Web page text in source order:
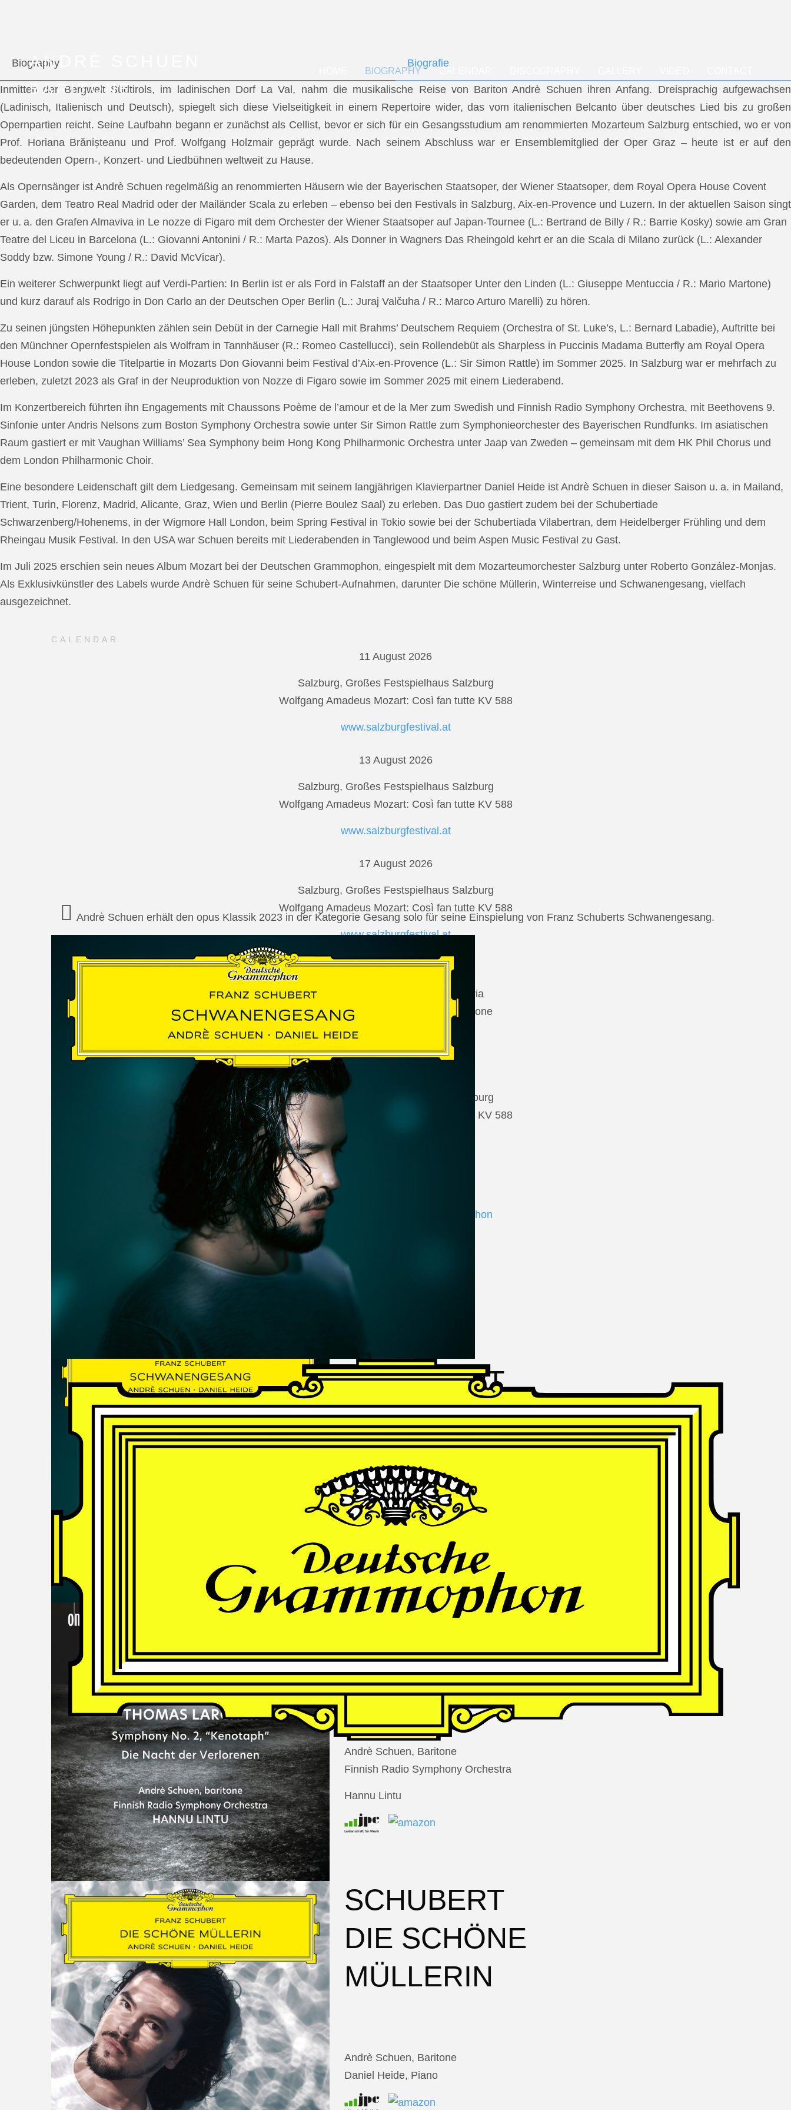
ANDRÈ SCHUEN
BARITONE
BIOGRAPHY
Biography Biografie
Inmitten der Bergwelt Südtirols, im ladinischen Dorf La Val, nahm die musikalische Reise von Bariton Andrè Schuen ihren Anfang. Dreisprachig aufgewachsen
(Ladinisch, Italienisch und Deutsch), spiegelt sich diese Vielseitigkeit in einem Repertoire wider, das vom italienischen Belcanto über deutsches Lied bis zu großen
Opernpartien reicht. Seine Laufbahn begann er zunächst als Cellist, bevor er sich für ein Gesangsstudium am renommierten Mozarteum Salzburg entschied, wo er von
Prof. Horiana Brănișteanu und Prof. Wolfgang Holzmair geprägt wurde. Nach seinem Abschluss war er Ensemblemitglied der Oper Graz – heute ist er auf den
bedeutenden Opern-, Konzert- und Liedbühnen weltweit zu Hause.
Als Opernsänger ist Andrè Schuen regelmäßig an renommierten Häusern wie der Bayerischen Staatsoper, der Wiener Staatsoper, dem Royal Opera House Covent
Garden, dem Teatro Real Madrid oder der Mailänder Scala zu erleben – ebenso bei den Festivals in Salzburg, Aix-en-Provence und Luzern. In der aktuellen Saison singt
er u. a. den Grafen Almaviva in Le nozze di Figaro mit dem Orchester der Wiener Staatsoper auf Japan-Tournee (L.: Bertrand de Billy / R.: Barrie Kosky) sowie am Gran
Teatre del Liceu in Barcelona (L.: Giovanni Antonini / R.: Marta Pazos). Als Donner in Wagners Das Rheingold kehrt er an die Scala di Milano zurück (L.: Alexander
Soddy bzw. Simone Young / R.: David McVicar).
Ein weiterer Schwerpunkt liegt auf Verdi-Partien: In Berlin ist er als Ford in Falstaff an der Staatsoper Unter den Linden (L.: Giuseppe Mentuccia / R.: Mario Martone)
und kurz darauf als Rodrigo in Don Carlo an der Deutschen Oper Berlin (L.: Juraj Valčuha / R.: Marco Arturo Marelli) zu hören.
Zu seinen jüngsten Höhepunkten zählen sein Debüt in der Carnegie Hall mit Brahms’ Deutschem Requiem (Orchestra of St. Luke’s, L.: Bernard Labadie), Auftritte bei
den Münchner Opernfestspielen als Wolfram in Tannhäuser (R.: Romeo Castellucci), sein Rollendebüt als Sharpless in Puccinis Madama Butterfly am Royal Opera
House London sowie die Titelpartie in Mozarts Don Giovanni beim Festival d’Aix-en-Provence (L.: Sir Simon Rattle) im Sommer 2025. In Salzburg war er mehrfach zu
erleben, zuletzt 2023 als Graf in der Neuproduktion von Nozze di Figaro sowie im Sommer 2025 mit einem Liederabend.
Im Konzertbereich führten ihn Engagements mit Chaussons Poème de l’amour et de la Mer zum Swedish und Finnish Radio Symphony Orchestra, mit Beethovens 9.
Sinfonie unter Andris Nelsons zum Boston Symphony Orchestra sowie unter Sir Simon Rattle zum Symphonieorchester des Bayerischen Rundfunks. Im asiatischen
Raum gastiert er mit Vaughan Williams’ Sea Symphony beim Hong Kong Philharmonic Orchestra unter Jaap van Zweden – gemeinsam mit dem HK Phil Chorus und
dem London Philharmonic Choir.
Eine besondere Leidenschaft gilt dem Liedgesang. Gemeinsam mit seinem langjährigen Klavierpartner Daniel Heide ist Andrè Schuen in dieser Saison u. a. in Mailand,
Trient, Turin, Florenz, Madrid, Alicante, Graz, Wien und Berlin (Pierre Boulez Saal) zu erleben. Das Duo gastiert zudem bei der Schubertiade
Schwarzenberg/Hohenems, in der Wigmore Hall London, beim Spring Festival in Tokio sowie bei der Schubertiada Vilabertran, dem Heidelberger Frühling und dem
Rheingau Musik Festival. In den USA war Schuen bereits mit Liederabenden in Tanglewood und beim Aspen Music Festival zu Gast.
Im Juli 2025 erschien sein neues Album Mozart bei der Deutschen Grammophon, eingespielt mit dem Mozarteumorchester Salzburg unter Roberto González-Monjas.
Als Exklusivkünstler des Labels wurde Andrè Schuen für seine Schubert-Aufnahmen, darunter Die schöne Müllerin, Winterreise und Schwanengesang, vielfach
ausgezeichnet.
CALENDAR
11 August 2026
Salzburg, Großes Festspielhaus Salzburg
Wolfgang Amadeus Mozart: Così fan tutte KV 588
www.salzburgfestival.at
13 August 2026
Salzburg, Großes Festspielhaus Salzburg
Wolfgang Amadeus Mozart: Così fan tutte KV 588
www.salzburgfestival.at
17 August 2026
Salzburg, Großes Festspielhaus Salzburg
Wolfgang Amadeus Mozart: Così fan tutte KV 588
www.salzburgfestival.at
20 August 2026
Vilabertran, Canònica de Santa Maria
Johannes Brahms: Die schöne Magelone
www.schubertiada.cat
Salzburg, Großes Festspielhaus Salzburg
Wolfgang Amadeus Mozart: Così fan tutte KV 588
www.salzburgfestival.at
Andrè Schuen at Deutsche Grammophon
SCHUBERT
Schwanengesang
Andrè Schuen, Baritone
Daniel Heide, Piano
THOMAS
LARCHER
Die Nacht der Verlorenen
Andrè Schuen, Baritone
Finnish Radio Symphony Orchestra
Hannu Lintu
SCHUBERT
DIE SCHÖNE
MÜLLERIN
Andrè Schuen, Baritone
Daniel Heide, Piano
Andrè Schuen erhält den opus Klassik 2023 in der Kategorie Gesang solo für seine Einspielung von Franz Schuberts Schwanengesang.